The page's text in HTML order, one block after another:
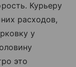
Курьеру
расходов,
у
это